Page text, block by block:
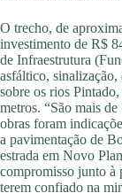
O trecho, de
investimento de R$
de Infraestrutura
asfáltico, sinalização,
sobre os rios
metros. “São mais
obras foram
a pavimentação de
estrada em Novo
compromisso junto
terem confiado na